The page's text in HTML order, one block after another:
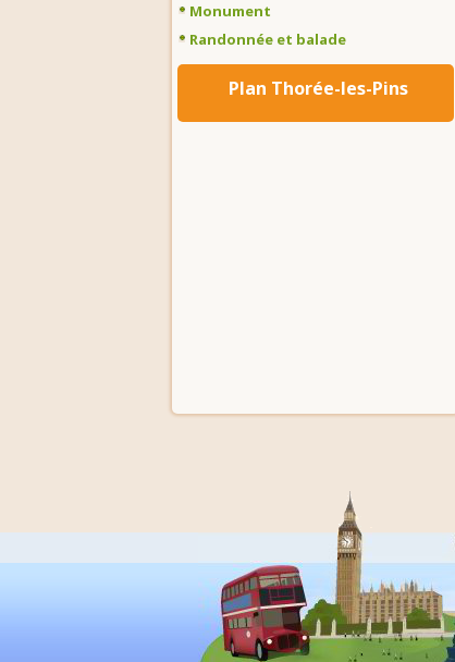
Monument
Randonnée et balade
Plan Thorée-les-Pins